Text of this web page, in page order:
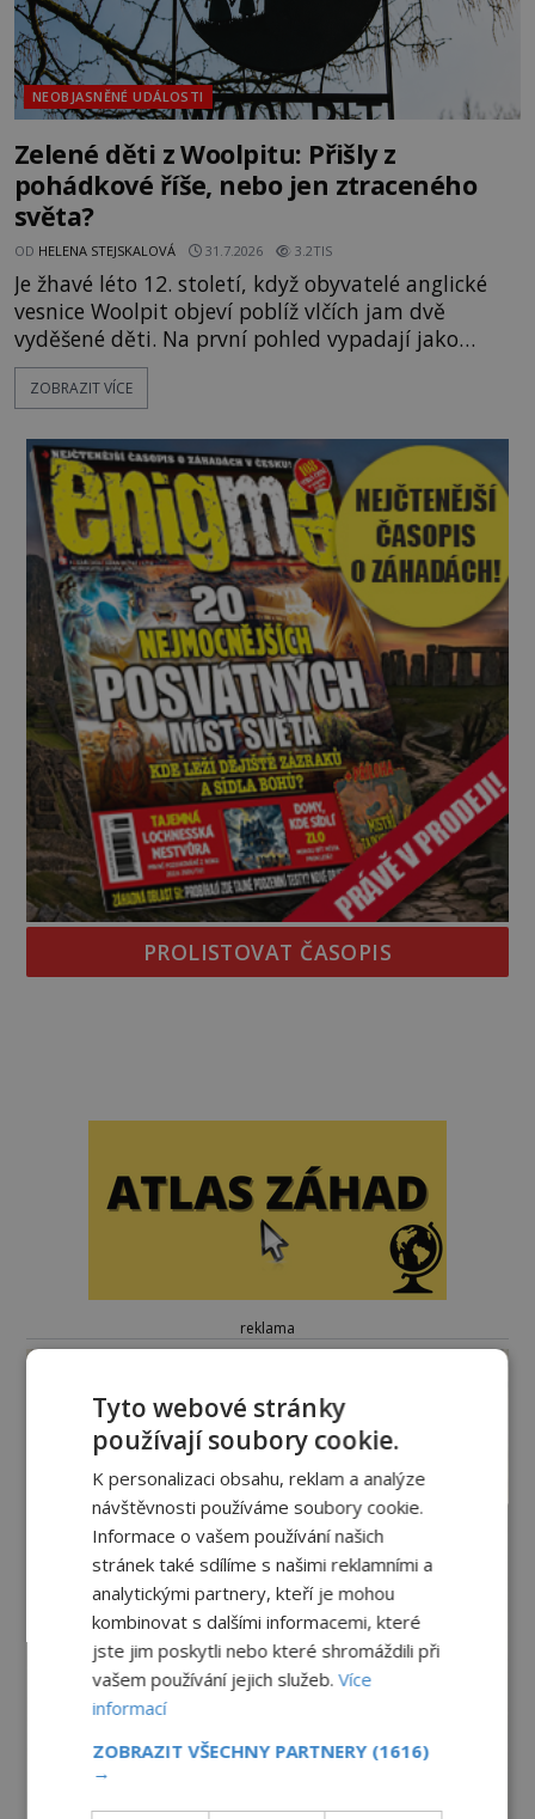
NEOBJASNĚNÉ UDÁLOSTI
Zelené děti z Woolpitu: Přišly z
pohádkové říše, nebo jen ztraceného
světa?
OD HELENA STEJSKALOVÁ 31.7.2026 3.2TIS
Je žhavé léto 12. století, když obyvatelé anglické
vesnice Woolpit objeví poblíž vlčích jam dvě
vyděšené děti. Na první pohled vypadají jako
každé jiné, až na jednu děsivou výjimku. Jejich
kůže má nazelenalý odstín, mluví
kromě syrových bobů. Příběh se rychle stává
jednou z největších záhad středověké Anglie a ani
po téměř devíti stech letech není
ZOBRAZIT VÍCE
PROLISTOVAT ČASOPIS
reklama
Tyto webové stránky
používají soubory cookie.
K personalizaci obsahu, reklam a analýze
návštěvnosti používáme soubory cookie.
Informace o vašem používání našich
stránek také sdílíme s našimi reklamními a
analytickými partnery, kteří je mohou
kombinovat s dalšími informacemi, které
jste jim poskytli nebo které shromáždili při
vašem používání jejich služeb.Více
informací
ZOBRAZIT VŠECHNY PARTNERY (1616)
→